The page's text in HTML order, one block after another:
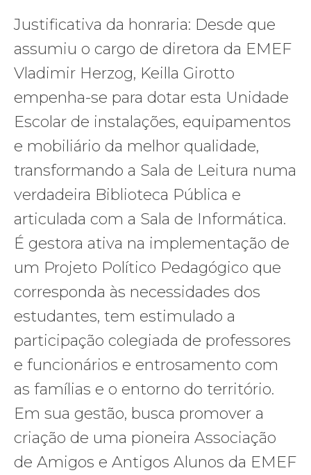
Justificativa da honraria: Desde que
assumiu o cargo de diretora da EMEF
Vladimir Herzog, Keilla Girotto
empenha-se para dotar esta Unidade
Escolar de instalações, equipamentos
e mobiliário da melhor qualidade,
transformando a Sala de Leitura numa
verdadeira Biblioteca Pública e
articulada com a Sala de Informática.
É gestora ativa na implementação de
um Projeto Político Pedagógico que
corresponda às necessidades dos
estudantes, tem estimulado a
participação colegiada de professores
e funcionários e entrosamento com
as famílias e o entorno do território.
Em sua gestão, busca promover a
criação de uma pioneira Associação
de Amigos e Antigos Alunos da EMEF